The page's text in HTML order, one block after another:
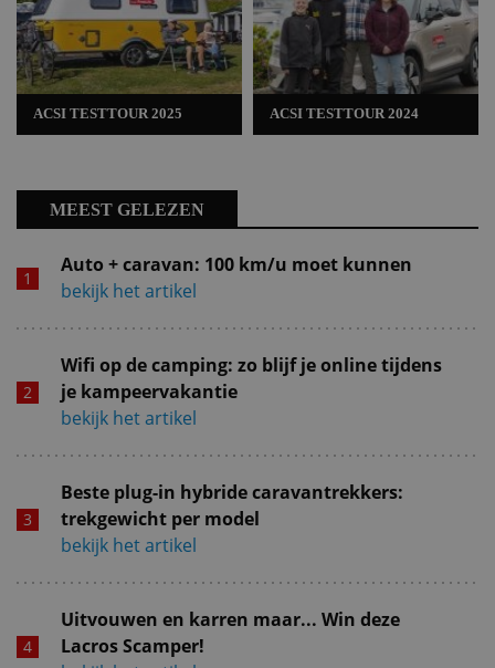
ACSI TESTTOUR 2025 ACSI TESTTOUR 2024
MEEST GELEZEN
Auto + caravan: 100 km/u moet kunnen
bekijk het artikel
Wifi op de camping: zo blijf je online tijdens
je kampeervakantie
bekijk het artikel
Beste plug-in hybride caravantrekkers:
trekgewicht per model
bekijk het artikel
Uitvouwen en karren maar... Win deze
Lacros Scamper!